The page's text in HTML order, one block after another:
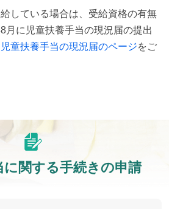
している場合は、受給資格の有無
月に児童扶養手当の現況届の提出
児童扶養手当の現況届のページをご
に関する手続きの申請